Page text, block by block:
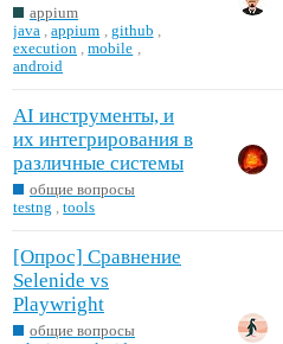
appium
java
,appium github
execution
,mobile
android
AI инструменты, и
их интегрирования в
различные системы
общие вопросы
testng
,tools
[Опрос] Сравнение
Selenide vs
Playwright
общие вопросы